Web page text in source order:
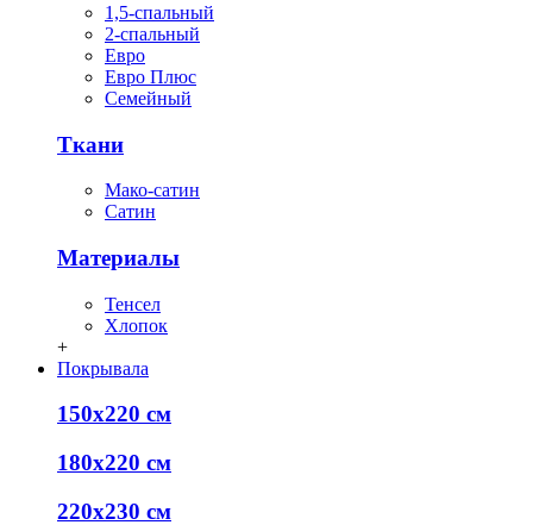
1,5-спальный
2-спальный
Евро
Евро Плюс
Семейный
Ткани
Мако-сатин
Сатин
Материалы
Тенсел
Хлопок
+
Покрывала
150х220 см
180х220 см
220х230 см